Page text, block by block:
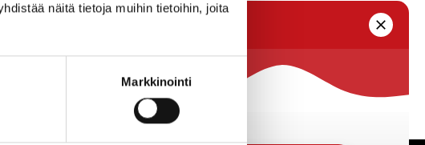
näitä tietoja muihin tietoihin, joita
Markkinointi